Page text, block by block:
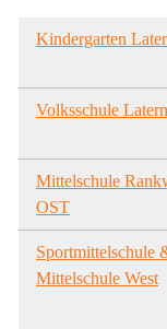
Kindergarten
Volksschule
Mittelschule
OST
Sportmittelschule
Mittelschule West